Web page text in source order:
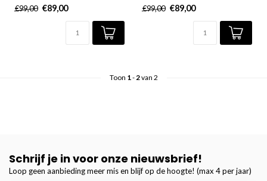
verwarming...
€99,00 €89,00
€99,00 €89,00
Toon 1-2van 2
Schrijf je in voor onze nieuwsbrief!
Loop geen aanbieding meer mis en blijf op de hoogte! (max 4 per jaar)